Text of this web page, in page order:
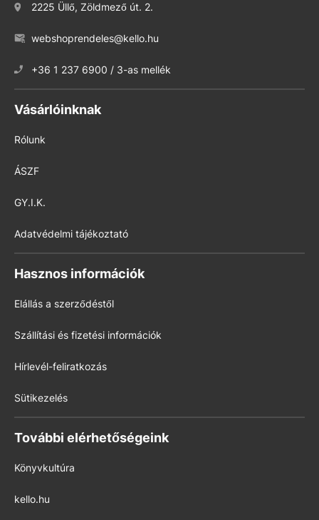
2225 Üllő, Zöldmező út. 2.
webshoprendeles@kello.hu
+36 1 237 6900 / 3-as mellék
Vásárlóinknak
Rólunk
ÁSZF
GY.I.K.
Adatvédelmi tájékoztató
Hasznos információk
Elállás a szerződéstől
Szállítási és fizetési információk
Hírlevél-feliratkozás
Sütikezelés
További elérhetőségeink
Könyvkultúra
kello.hu